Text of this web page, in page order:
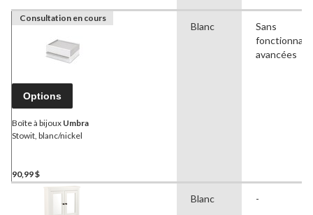
Consultation en cours
Options
Boîte à bijoux Umbra
Stowit, blanc/nickel
90,99 $
Blanc
Sans
avancées
Blanc -